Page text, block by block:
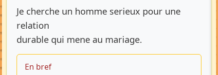
Je cherche un homme serieux pour une
relation
durable qui mene au mariage.
En bref